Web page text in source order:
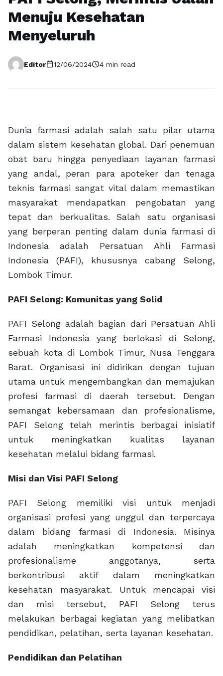
Menuju Kesehatan
Menyeluruh
Editorcalendar_today12/06/2024schedule4 min read
Dunia farmasi adalah salah satu pilar utama
dalam sistem kesehatan global. Dari penemuan
obat baru hingga penyediaan layanan farmasi
yang andal, peran para apoteker dan tenaga
teknis farmasi sangat vital dalam memastikan
masyarakat mendapatkan pengobatan yang
tepat dan berkualitas. Salah satu organisasi
yang berperan penting dalam dunia farmasi di
Indonesia adalah Persatuan Ahli Farmasi
Indonesia (PAFI), khususnya cabang Selong,
Lombok Timur.
PAFI Selong: Komunitas yang Solid
PAFI Selong adalah bagian dari Persatuan Ahli
Farmasi Indonesia yang berlokasi di Selong,
sebuah kota di Lombok Timur, Nusa Tenggara
Barat. Organisasi ini didirikan dengan tujuan
utama untuk mengembangkan dan memajukan
profesi farmasi di daerah tersebut. Dengan
semangat kebersamaan dan profesionalisme,
PAFI Selong telah merintis berbagai inisiatif
untuk meningkatkan kualitas layanan
kesehatan melalui bidang farmasi.
Misi dan Visi PAFI Selong
PAFI Selong memiliki visi untuk menjadi
organisasi profesi yang unggul dan terpercaya
dalam bidang farmasi di Indonesia. Misinya
adalah meningkatkan kompetensi dan
profesionalisme anggotanya, serta
berkontribusi aktif dalam meningkatkan
kesehatan masyarakat. Untuk mencapai visi
dan misi tersebut, PAFI Selong terus
melakukan berbagai kegiatan yang melibatkan
pendidikan, pelatihan, serta layanan kesehatan.
Pendidikan dan Pelatihan